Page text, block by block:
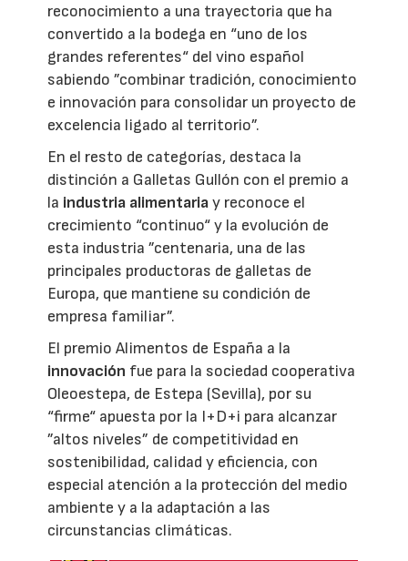
reconocimiento a una trayectoria que ha
convertido a la bodega en “uno de los
grandes referentes“ del vino español
sabiendo ”combinar tradición, conocimiento
e innovación para consolidar un proyecto de
excelencia ligado al territorio”.
En el resto de categorías, destaca la
distinción a Galletas Gullón con el premio a
la industria alimentariay reconoce el
crecimiento “continuo“ y la evolución de
esta industria ”centenaria, una de las
principales productoras de galletas de
Europa, que mantiene su condición de
empresa familiar”.
El premio Alimentos de España a la
innovación fue para la sociedad cooperativa
Oleoestepa, de Estepa (Sevilla), por su
“firme“ apuesta por la I+D+i para alcanzar
”altos niveles” de competitividad en
sostenibilidad, calidad y eficiencia, con
especial atención a la protección del medio
ambiente y a la adaptación a las
circunstancias climáticas.